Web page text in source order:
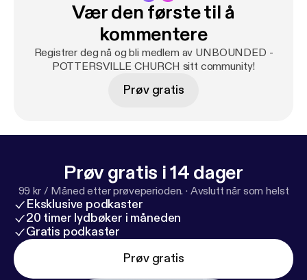
Vær den første til å
kommentere
Registrer deg nå og bli medlem av UNBOUNDED -
POTTERSVILLE CHURCH sitt community!
Prøv gratis
Prøv gratis i 14 dager
99 kr / Måned etter prøveperioden. · Avslutt når som helst
Eksklusive podkaster
20 timer lydbøker i måneden
Gratis podkaster
Prøv gratis